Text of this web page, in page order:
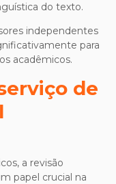
do texto.
independentes
para
acadêmicos.
de
a revisão
papel crucial na